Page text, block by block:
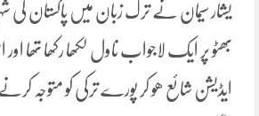
یشار سیمان نے ترک زبان میں پاکستان کی
بھٹو پر ایک لاجواب ناول لکھا رکھا تھا
ایڈیشن شائع ھو کر پورے ترکی کو متوجہ